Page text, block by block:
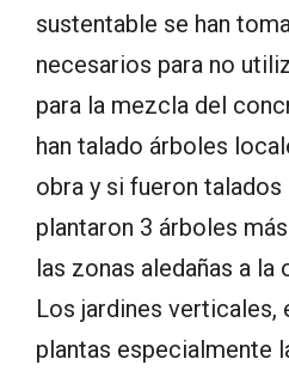
sustentable se han
necesarios para no
para la mezcla del
han talado árboles
obra y si fueron
plantaron 3 árboles
las zonas aledañas a la
Los jardines verticales,
plantas especialmente